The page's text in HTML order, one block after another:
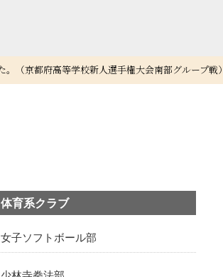
（京都府高等学校新人選手権大会南部グループ戦）
体育系クラブ
女子ソフトボール部